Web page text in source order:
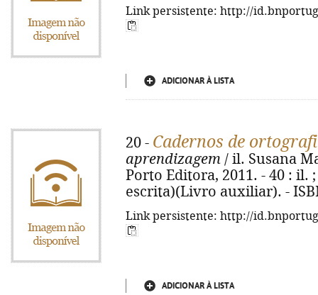
Link persistente: http://
ADICIONAR À LISTA
20 - Cadernos de
aprendizagem / il. Susana
Porto Editora, 2011. - 40 : il.
escrita)(Livro auxiliar). -
Link persistente: http://
ADICIONAR À LISTA